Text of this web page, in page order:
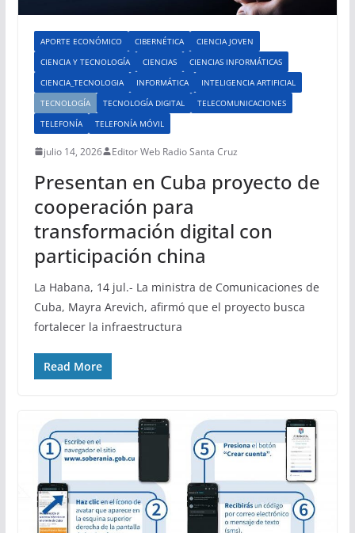
APORTE ECONÓMICO CIBERNÉTICA
CIENCIA JOVEN
CIENCIA Y TECNOLOGÍA
CIENCIAS
CIENCIAS INFORMÁTICAS
CIENCIA_TECNOLOGIA
INFORMÁTICA
INTELIGENCIA ARTIFICIAL
TECNOLOGÍA
TECNOLOGÍA DIGITAL
TELECOMUNICACIONES
TELEFONÍA
TELEFONÍA MÓVIL
julio 14, 2026 Editor Web Radio Santa Cruz
Presentan en Cuba proyecto de
cooperación para
transformación digital con
participación china
La Habana, 14 jul.- La ministra de Comunicaciones de
Cuba, Mayra Arevich, afirmó que el proyecto busca
fortalecer la infraestructura
Read More